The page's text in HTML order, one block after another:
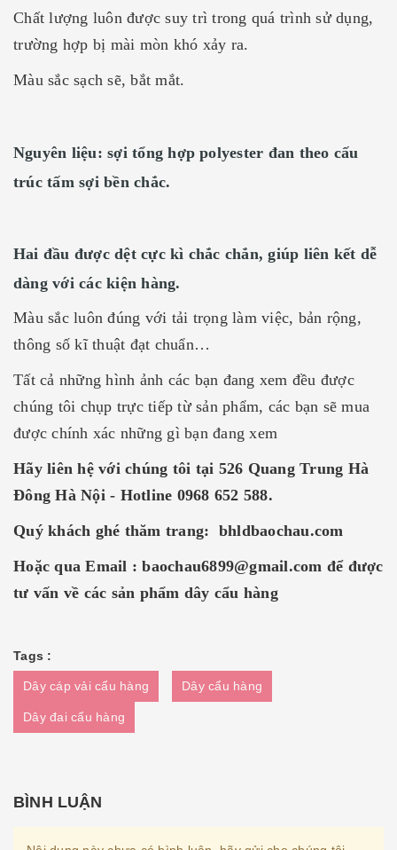
Chất lượng luôn được suy trì trong quá trình sử dụng,
trường hợp bị mài mòn khó xảy ra.
Màu sắc sạch sẽ, bắt mắt.
Nguyên liệu: sợi tổng hợp polyester đan theo cấu
trúc tấm sợi bền chắc.
Hai đầu được dệt cực kì chắc chắn, giúp liên kết dễ
dàng với các kiện hàng.
Màu sắc luôn đúng với tải trọng làm việc, bản rộng,
thông số kĩ thuật đạt chuẩn…
Tất cả những hình ảnh các bạn đang xem đều được
chúng tôi chụp trực tiếp từ sản phẩm, các bạn sẽ mua
được chính xác những gì bạn đang xem
Hãy liên hệ với chúng tôi tại 526 Quang Trung Hà
Đông Hà Nội - Hotline 0968 652 588.
Quý khách ghé thăm trang: bhldbaochau.com
Hoặc qua Email : baochau6899@gmail.com để được
tư vấn về các sản phẩm dây cẩu hàng
Tags :
Dây cáp vải cẩu hàng Dây cẩu hàng
Dây đai cẩu hàng
BÌNH LUẬN